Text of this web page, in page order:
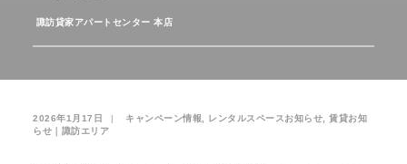
諏訪貸家アパートセンター 本店
2026年1月17日 | キャンペーン情報 レンタルスペースお知らせ
賃貸お知
らせ｜諏訪エリア